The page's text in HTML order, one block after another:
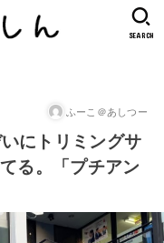
SEARCH
ふーこ＠あしつー
にトリミングサ
る。「プチアン